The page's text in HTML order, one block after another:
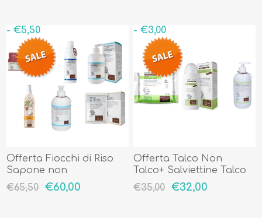
- €5,50
Offerta Fiocchi di Riso
Sapone non
Sapone+Crema Fluida
Corpo+Pasta Emu+
€65,50 €60,00
- €3,00
Offerta Talco Non
Talco+ Salviettine Talco
Non Talco + Detergente
Corpo E Capelli
€35,00 €32,00